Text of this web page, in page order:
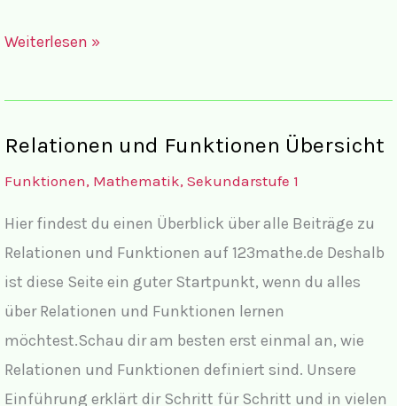
Wie
ist
Wirklichkeit?
Weiterlesen »
Relationen und Funktionen Übersicht
Funktionen, Mathematik, Sekundarstufe 1
Hier findest du einen Überblick über alle Beiträge zu
Relationen und Funktionen auf 123mathe.de Deshalb
ist diese Seite ein guter Startpunkt, wenn du alles
über Relationen und Funktionen lernen
möchtest.Schau dir am besten erst einmal an, wie
Relationen und Funktionen definiert sind. Unsere
Einführung erklärt dir Schritt für Schritt und in vielen